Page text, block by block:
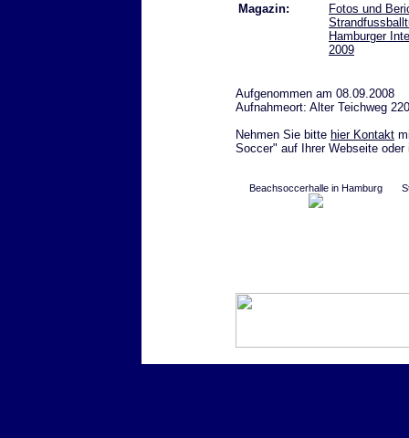
Magazin:
Fotos und
Hamburger
2009
Aufgenommen am 08.09.2008
Aufnahmeort: Alter Teichweg
Nehmen Sie bitte hier Kontakt
Soccer" auf Ihrer Webseite
Beachsoccerhalle in Hamburg